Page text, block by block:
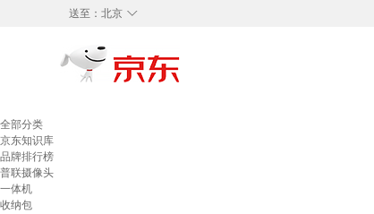
◇
送至： 北京
全部分类
京东知识库
品牌排行榜
普联摄像头
一体机
收纳包